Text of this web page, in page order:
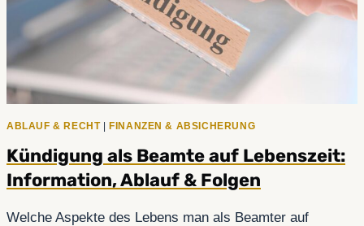
ABLAUF & RECHT|FINANZEN & ABSICHERUNG
Kündigung als Beamte auf Lebenszeit:
Information, Ablauf & Folgen
Welche Aspekte des Lebens man als Beamter auf